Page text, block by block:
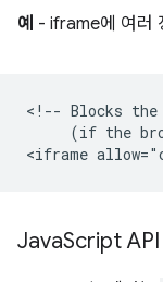
예 - iframe에 여러
<!-- Blocks the
(if the
JavaScript API